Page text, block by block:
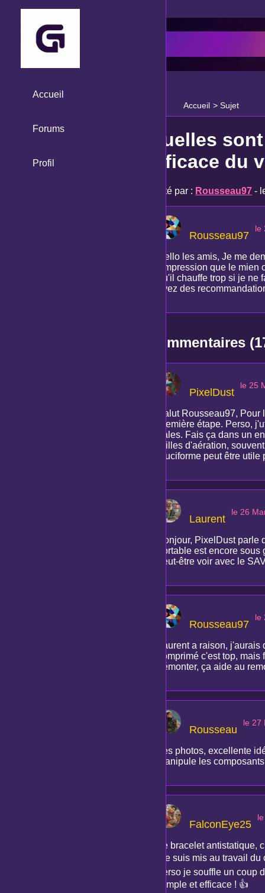
Accueil > Sujet
Accueil
Forums
Profil
Quelles
efficace du
Posté par : Rousseau97 -
Rousseau97
le
Hello les amis, Je me
l'impression que le
qu'il chauffe trop si je
avez des
Commentaires
PixelDust
le 25
Salut Rousseau97,
première étape. Perso,
pales. Fais ça dans un
grilles d'aération,
cruciforme peut être
Laurent
le 26
Bonjour, PixelDust
portable est encore
peut-être voir avec le
Rousseau97
le
Laurent a raison,
comprimé c'est top,
démonter, ça aide au
Rousseau
le 27
Les photos, excellente
manipule les
FalconEye25
Le bracelet antistatique,
me suis mis au travail
perso je souffle un coup
Simple et efficace ! 👍